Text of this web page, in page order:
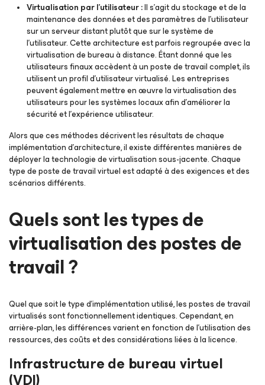
Virtualisation par l’utilisateur :Il s’agit du stockage et de la
maintenance des données et des paramètres de l’utilisateur
sur un serveur distant plutôt que sur le système de
l’utilisateur. Cette architecture est parfois regroupée avec la
virtualisation de bureau à distance. Étant donné que les
utilisateurs finaux accèdent à un poste de travail complet, ils
utilisent un profil d’utilisateur virtualisé. Les entreprises
peuvent également mettre en œuvre la virtualisation des
utilisateurs pour les systèmes locaux afin d’améliorer la
sécurité et l’expérience utilisateur.
Alors que ces méthodes décrivent les résultats de chaque
implémentation d’architecture, il existe différentes manières de
déployer la technologie de virtualisation sous-jacente. Chaque
type de poste de travail virtuel est adapté à des exigences et des
scénarios différents.
Quels sont les types de
virtualisation des postes de
travail ?
Quel que soit le type d’implémentation utilisé, les postes de travail
virtualisés sont fonctionnellement identiques. Cependant, en
arrière-plan, les différences varient en fonction de l'utilisation des
ressources, des coûts et des considérations liées à la licence.
Infrastructure de bureau virtuel
(VDI)